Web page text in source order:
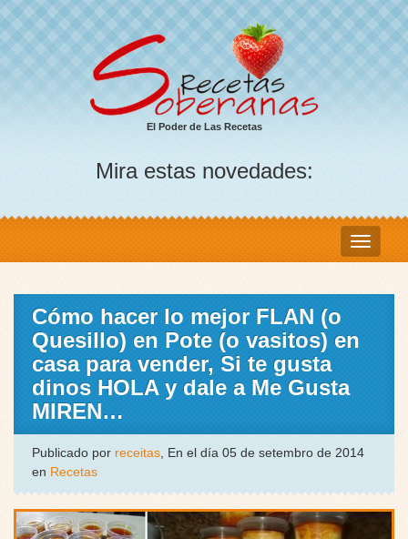
El Poder de Las Recetas
Mira estas novedades:
Cómo hacer lo mejor FLAN (o
Quesillo) en Pote (o vasitos) en
casa para vender, Si te gusta
dinos HOLA y dale a Me Gusta
MIREN…
Publicado por receitas, En el día 05 de setembro de 2014
en Recetas